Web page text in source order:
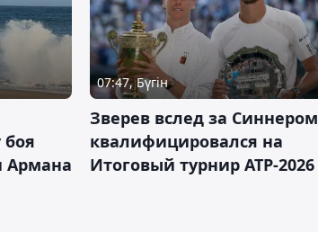
Армана
07:47, Бүгін
Зверев вслед за Синнером
квалифицировался на
Итоговый турнир ATP-2026